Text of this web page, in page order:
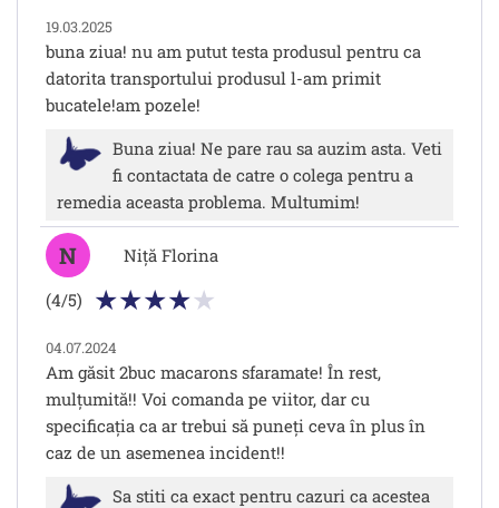
19.03.2025
buna ziua! nu am putut testa produsul pentru ca
datorita transportului produsul l-am primit
bucatele!am pozele!
Buna ziua! Ne pare rau sa auzim asta. Veti
fi contactata de catre o colega pentru a
remedia aceasta problema. Multumim!
N
Niță Florina
(4/5)
04.07.2024
Am găsit 2buc macarons sfaramate! În rest,
mulțumită!! Voi comanda pe viitor, dar cu
specificația ca ar trebui să puneți ceva în plus în
caz de un asemenea incident!!
Sa stiti ca exact pentru cazuri ca acestea